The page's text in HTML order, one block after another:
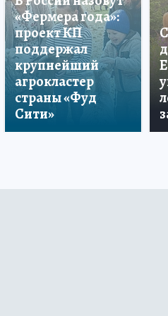
«Фермера года»:
проект КП
поддержал
крупнейший
агрокластер
страны «Фуд
Сити»